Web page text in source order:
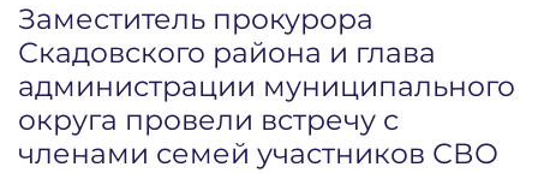
Заместитель прокурора
Скадовского района и глава
администрации муниципального
округа провели встречу с
членами семей участников СВО